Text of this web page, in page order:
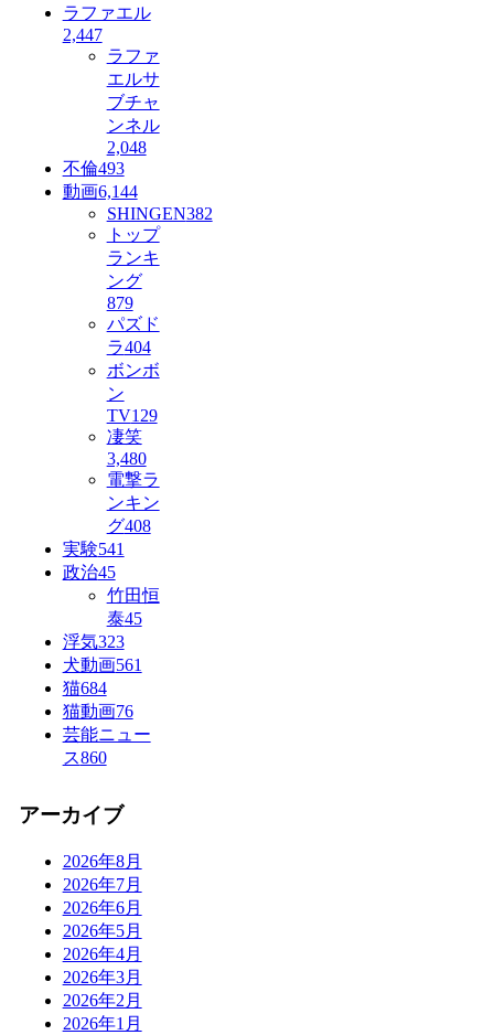
ラファエル
2,447
ラファ
エルサ
ブチャ
ンネル
2,048
不倫493
動画6,144
SHINGEN382
トップ
ランキ
ング
879
パズド
ラ404
ボンボ
ン
TV129
凄笑
3,480
電撃ラ
ンキン
グ408
実験541
政治45
竹田恒
泰45
浮気323
犬動画561
猫684
猫動画76
芸能ニュー
ス860
アーカイブ
2026年8月
2026年7月
2026年6月
2026年5月
2026年4月
2026年3月
2026年2月
2026年1月